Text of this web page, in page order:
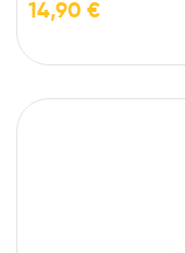
14,90 €